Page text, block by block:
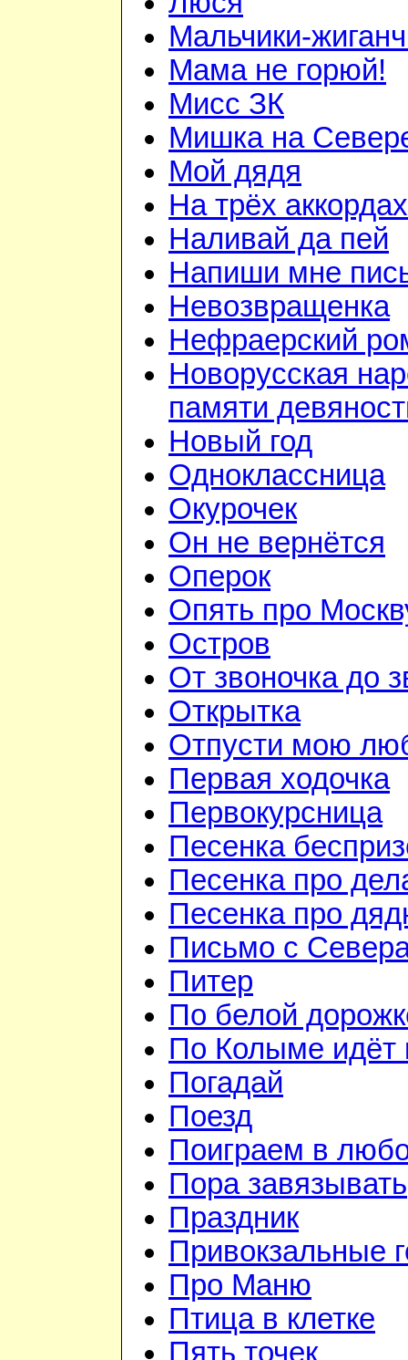
Мальчики-
Мама не горюй!
Мисс ЗК
Мишка на
Мой дядя
На трёх аккордах
Наливай да пей
Напиши мне
Невозвращенка
Нефраерский
Новорусская
памяти
Новый год
Одноклассница
Окурочек
Он не вернётся
Оперок
Опять про
Остров
От звоночка до
Открытка
Отпусти мою
Первая ходочка
Первокурсница
Песенка
Песенка про
Песенка про
Письмо с
Питер
По белой
По Колыме идёт
Погадай
Поезд
Поиграем в
Пора завязывать
Праздник
Привокзальные
Про Маню
Птица в клетке
Пять точек